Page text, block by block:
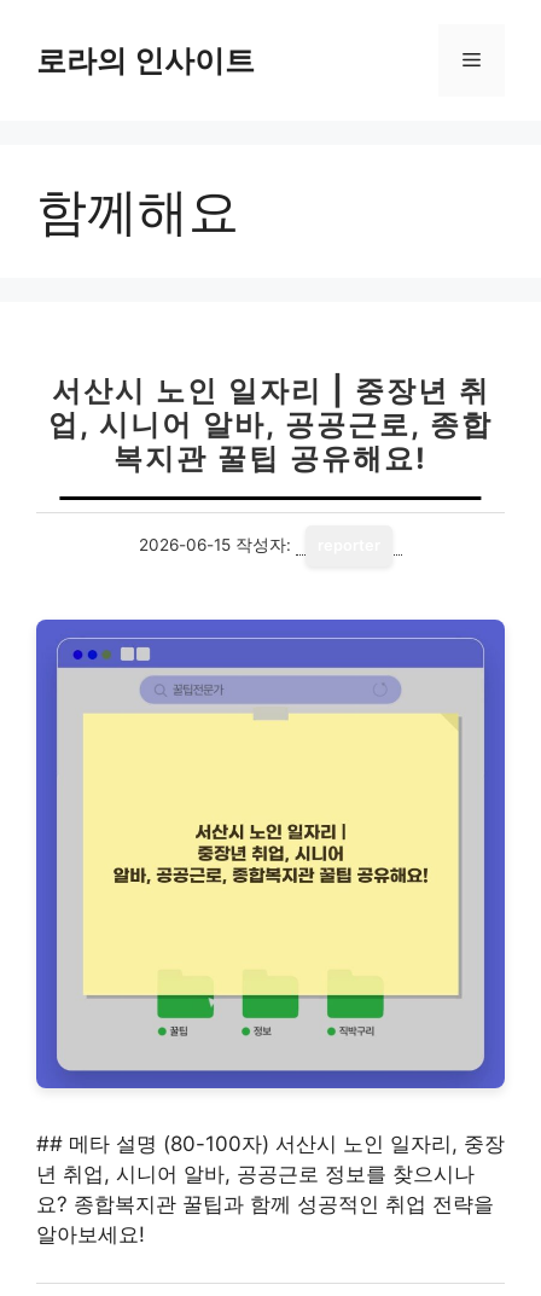
로라의 인사이트 메
함께해요
서산시 노인 일자리 | 중장년 취
업, 시니어 알바, 공공근로, 종합
복지관 꿀팁 공유해요!
2026-06-15 작성자:
## 메타 설명 (80-100자) 서산시 노인 일자리, 중장
년 취업, 시니어 알바, 공공근로 정보를 찾으시나
요? 종합복지관 꿀팁과 함께 성공적인 취업 전략을
알아보세요!